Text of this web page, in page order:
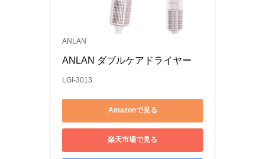
ANLAN
ANLAN ダブルケアドライヤー
LGI-3013
Amazonで見る
楽天市場で見る